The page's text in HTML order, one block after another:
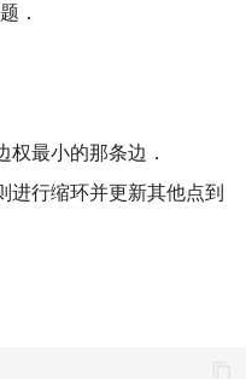
Dev-C++
文件操作
Lambda 表达式
归并排序
裴蜀定理 & 一次不定方程
多项式多点求值|快速插值
贝尔数
线性基
AVL 树
．
最小的那条边．
进行缩环并更新其他点到